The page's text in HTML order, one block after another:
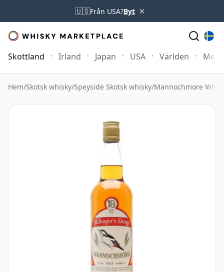
🇺🇸Från USA?Byt ×
Skottland Irland Japan USA Världen Mer
Hem/Skotsk whisky/Speyside Skotsk whisky/Mannochmore